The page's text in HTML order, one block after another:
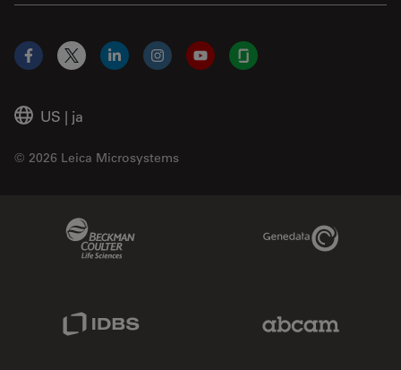
US | ja
© 2026 Leica Microsystems
Facebook
X LinkedInInstagramYouTubeGlassdoor
Genedata Link